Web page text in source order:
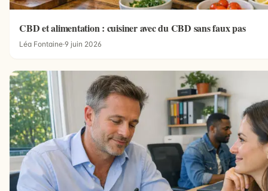
CBD et alimentation : cuisiner avec du CBD sans faux pas
Léa Fontaine·9 juin 2026